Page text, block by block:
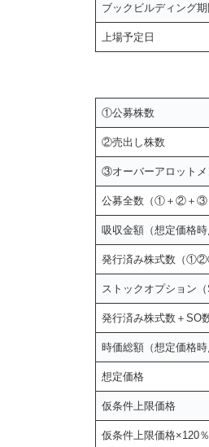
ブックビルディング
上場予定日
①公募株数
②売出し株数
③オーバーアロットメ
公募全数（①＋②＋③
吸収金額（想定価格時
発行済み株式数（
ストックオプション
発行済み株式数＋SO
時価総額（想定価格
想定価格
仮条件上限価格
仮条件上限価格×120％